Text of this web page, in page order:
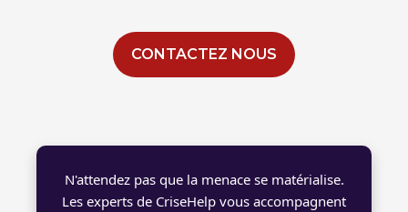
CONTACTEZ NOUS
N'attendez pas que la menace se matérialise.
Les experts de CriseHelp vous accompagnent